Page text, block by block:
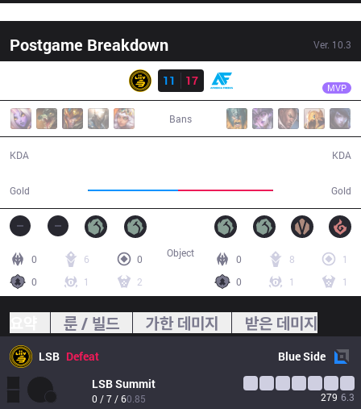
Postgame Breakdown Ver. 10.3
11
17 MVP
Bans
KDA
Gold Gold
KDA
0 6
0
0
1 2
0 8
1
0
1 1
Object
룬 / 빌드 가한 데미지 받은 데미지
LSB Defeat BlueSide
LSBSummit
0 / 7 / 60.85 279 6.3